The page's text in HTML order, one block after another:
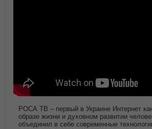
РОСА ТВ – первый в Украине Интернет
образе жизни и духовном развитии
объединил в себе современные